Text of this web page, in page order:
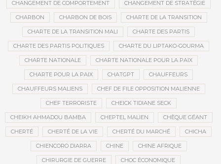
CHANGEMENT DE COMPORTEMENT CHANGEMENT DE STRATÉGIE
CHARBON CHARBON DE BOIS CHARTE DE LA TRANSITION
CHARTE DE LA TRANSITION MALI CHARTE DES PARTIS
CHARTE DES PARTIS POLITIQUES CHARTE DU LIPTAKO-GOURMA
CHARTE NATIONALE CHARTE NATIONALE POUR LA PAIX
CHARTE POUR LA PAIX CHATGPT CHAUFFEURS
CHAUFFEURS MALIENS CHEF DE FILE OPPOSITION MALIENNE
CHEF TERRORISTE CHEICK TIDIANE SECK
CHEIKH AHMADOU BAMBA CHEPTEL MALIEN CHÈQUE GÉANT
CHERTÉ CHERTÉ DE LA VIE CHERTÉ DU MARCHÉ CHICHA
CHIENCORO DIARRA CHINE CHINE AFRIQUE
CHIRURGIE DE GUERRE CHOC ÉCONOMIQUE